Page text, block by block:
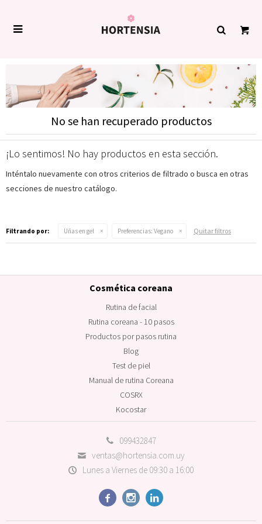

No se han recuperado productos
¡Lo sentimos! No hay productos en esta sección.
Inténtalo nuevamente con otros criterios de filtrado o busca en otras
secciones de nuestro catálogo.
Filtrando por: Uñas en gel Preferencias: Vegano Quitar filtros
099432847
ventas@hortensia.com.uy
Lunes a Viernes de 09:30 a 16:00
  
Cosmética coreana
Rutina de facial
Rutina coreana - 10 pasos
Productos por pasos rutina
Blog
Test de piel
Manual de rutina Coreana
COSRX
Kocostar